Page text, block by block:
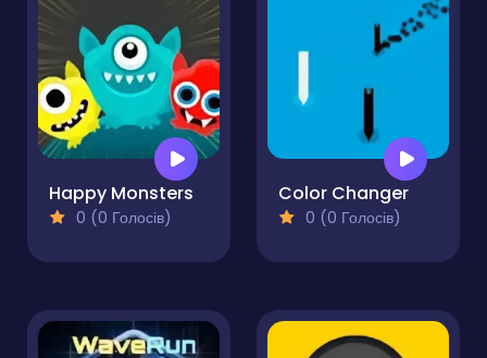
Happy Monsters
0 (0 Голосів)
Color Changer
0 (0 Голосів)